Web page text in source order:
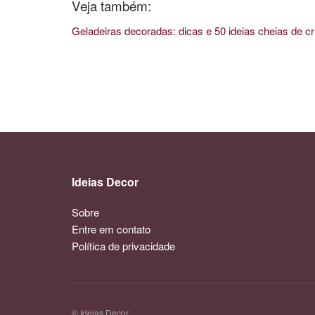
Veja também:
Geladeiras decoradas: dicas e 50 ideias cheias de
Ideias Decor
Sobre
Entre em contato
Política de privacidade
© Ideias Decor